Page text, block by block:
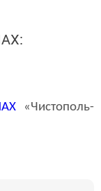
«Чистополь-